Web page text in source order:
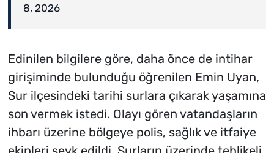
8, 2026
Edinilen bilgilere göre, daha önce de intihar
girişiminde bulunduğu öğrenilen Emin Uyan,
Sur ilçesindeki tarihi surlara çıkarak yaşamına
son vermek istedi. Olayı gören vatandaşların
ihbarı üzerine bölgeye polis, sağlık ve itfaiye